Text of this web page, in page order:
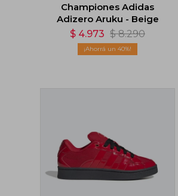
Championes Adidas
Adizero Aruku - Beige
$ 4.973 $ 8.290
40